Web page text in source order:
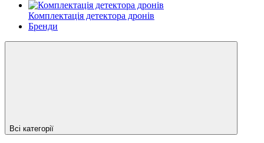
Комплектація детектора дронів
Бренди
Всі категорії